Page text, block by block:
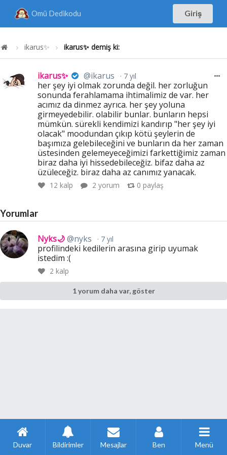
Omü Dedikodu Giriş
ikarus✨ ikarus✨ demiş ki:
ikarus✨ @ikarus 7 yıl
her şey iyi olmak zorunda değil. her zorluğun
sonunda ferahlamama ihtimalimiz de var. her
acımız da dinmez ayrıca. her şey yoluna
girmeyedebilir. olabilir bunlar. bunların hepsi
mümkün. sürekli kendimizi kandırıp "her şey iyi
olacak" moodundan çıkıp kötü şeylerin de
başımıza gelebileceğini ve bunların da her zaman
üstesinden gelemeyeceğimizi farkettiğimiz zaman
biraz daha iyi hissedebileceğiz. bifaz daha az
üzüleceğiz. biraz daha az canımız yanacak.
12 kalp 2 yorum 0 paylaş
Yorumlar
Nyks🌙@nyks 7 yıl
profilindeki kedilerin arasına girip uyumak
istedim :(
2 kalp
1 yorum daha var, göster
Duvar Bildirimler Mesajlar Ben Menü